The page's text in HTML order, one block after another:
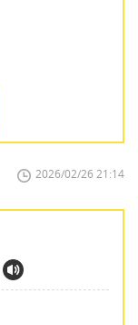
2026/02/26 21:14